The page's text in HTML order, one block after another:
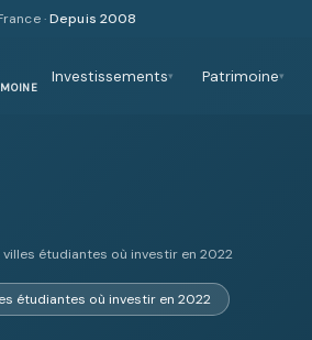
·Depuis 2008
Investissements▾ Patrimoine▾
villes étudiantes où investir en 2022
étudiantes où investir en 2022